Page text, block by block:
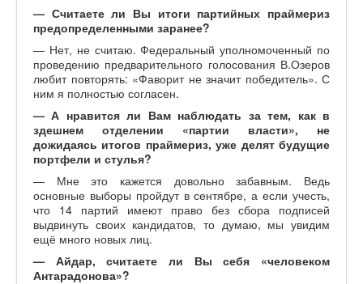
— Считаете ли Вы итоги партийных праймериз
предопределенными заранее?
— Нет, не считаю. Федеральный уполномоченный по
проведению предварительного голосования В.Озеров
любит повторять: «Фаворит не значит победитель». С
ним я полностью согласен.
— А нравится ли Вам наблюдать за тем, как в
здешнем отделении «партии власти», не
дожидаясь итогов праймериз, уже делят будущие
портфели и стулья?
— Мне это кажется довольно забавным. Ведь
основные выборы пройдут в сентябре, а если учесть,
что 14 партий имеют право без сбора подписей
выдвинуть своих кандидатов, то думаю, мы увидим
ещё много новых лиц.
—
Айдар, считаете ли Вы себя «человеком
Антарадонова»?